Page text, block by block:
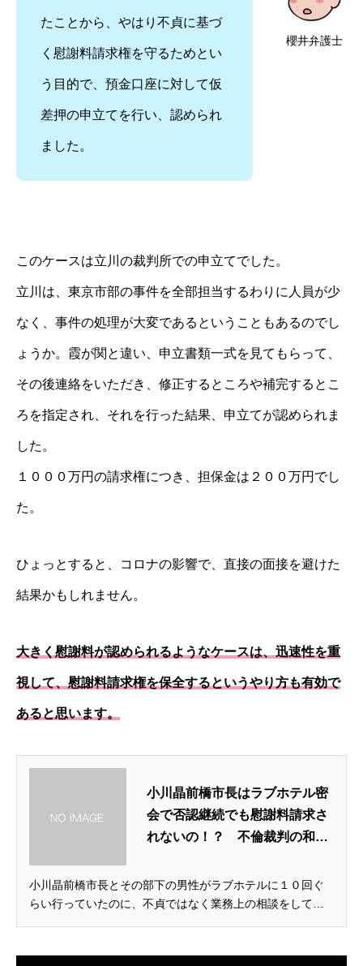
櫻井弁護士
たことから、やはり不貞に基づ
く慰謝料請求権を守るためとい
う目的で、預金口座に対して仮
差押の申立てを行い、認められ
ました。
このケースは立川の裁判所での申立てでした。
立川は、東京市部の事件を全部担当するわりに人員が少
なく、事件の処理が大変であるということもあるのでし
ょうか。霞が関と違い、申立書類一式を見てもらって、
その後連絡をいただき、修正するところや補完するとこ
ろを指定され、それを行った結果、申立てが認められま
した。
１０００万円の請求権につき、担保金は２００万円でし
た。
ひょっとすると、コロナの影響で、直接の面接を避けた
結果かもしれません。
大きく慰謝料が認められるようなケースは、迅速性を重
視して、慰謝料請求権を保全するというやり方も有効で
あると思います。
小川晶前橋市長はラブホテル密
会で否認継続でも慰謝料請求さ
れないの！？ 不倫裁判の和解
を弁護士が語る
小川晶前橋市長とその部下の男性がラブホテルに１０回ぐ
らい行っていたのに、不貞ではなく業務上の相談をしてい